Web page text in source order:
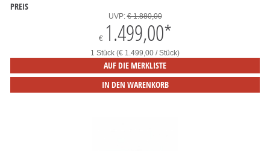
PREIS
UVP:€ 1.880,00
€ 1.499,00*
1 Stück (€ 1.499,00 / Stück)
AUF DIE MERKLISTE
IN DEN WARENKORB